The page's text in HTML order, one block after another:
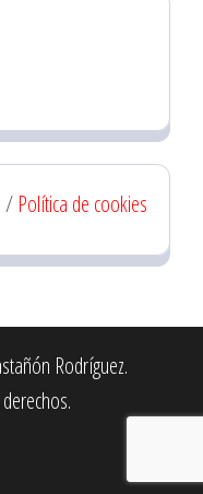
/ Política de cookies
Rodríguez.